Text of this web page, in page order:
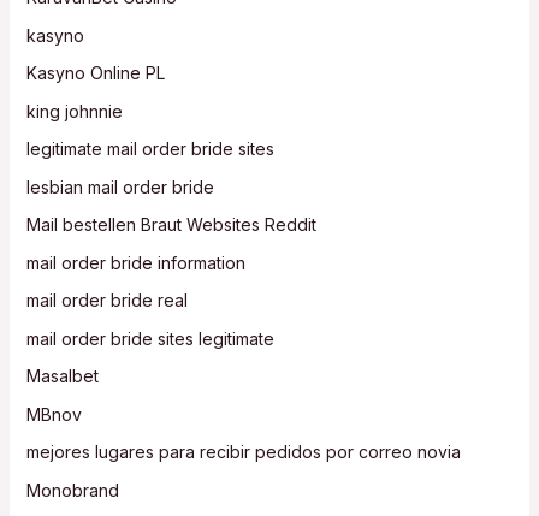
kasyno
Kasyno Online PL
king johnnie
legitimate mail order bride sites
lesbian mail order bride
Mail bestellen Braut Websites Reddit
mail order bride information
mail order bride real
mail order bride sites legitimate
Masalbet
MBnov
mejores lugares para recibir pedidos por correo novia
Monobrand